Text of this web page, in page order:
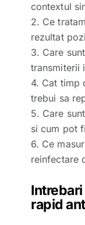
contextul
2. Ce
rezultat
3. Care
transmiterii
4. Cat timp
trebui sa
5. Care
si cum pot
6. Ce
reinfectare
rapid